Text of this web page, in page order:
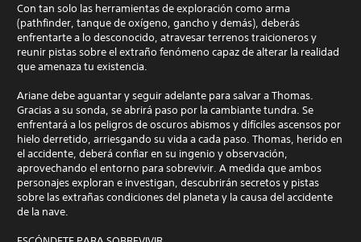
Con tan solo las herramientas de exploración como arma
(pathfinder, tanque de oxígeno, gancho y demás), deberás
enfrentarte a lo desconocido, atravesar terrenos traicioneros y
reunir pistas sobre el extraño fenómeno capaz de alterar la realidad
que amenaza tu existencia.
Ariane debe aguantar y seguir adelante para salvar a Thomas.
Gracias a su sonda, se abrirá paso por la cambiante tundra. Se
enfrentará a los peligros de oscuros abismos y difíciles ascensos por
hielo derretido, arriesgando su vida a cada paso. Thomas, herido en
el accidente, deberá confiar en su ingenio y observación,
aprovechando el entorno para sobrevivir. A medida que ambos
personajes exploran e investigan, descubrirán secretos y pistas
sobre las extrañas condiciones del planeta y la causa del accidente
de la nave.